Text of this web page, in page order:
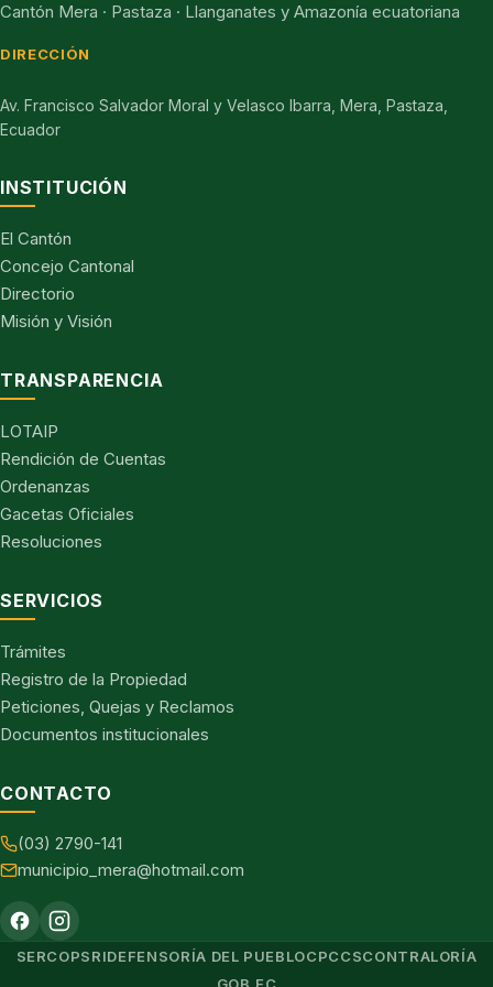
Cantón Mera · Pastaza · Llanganates y Amazonía ecuatoriana
DIRECCIÓN
Av. Francisco Salvador Moral y Velasco Ibarra, Mera, Pastaza,
Ecuador
INSTITUCIÓN
El Cantón
Concejo Cantonal
Directorio
Misión y Visión
TRANSPARENCIA
LOTAIP
Rendición de Cuentas
Ordenanzas
Gacetas Oficiales
Resoluciones
SERVICIOS
Trámites
Registro de la Propiedad
Peticiones, Quejas y Reclamos
Documentos institucionales
CONTACTO
(03) 2790-141
municipio_mera@hotmail.com
SERCOPSRIDEFENSORÍA DEL PUEBLOCPCCSCONTRALORÍA